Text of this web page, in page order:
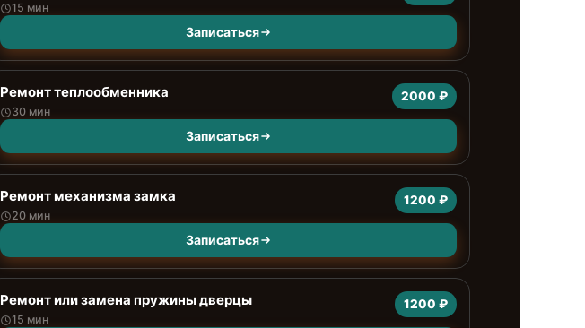
15 мин
Записаться
Ремонт теплообменника
30 мин
2000 ₽
Записаться
Ремонт механизма замка
20 мин
1200 ₽
Записаться
Ремонт или замена пружины дверцы
15 мин
1200 ₽